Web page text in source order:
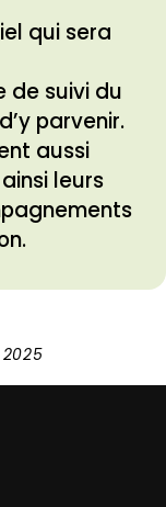
qui sera
de suivi du
parvenir.
aussi
leurs